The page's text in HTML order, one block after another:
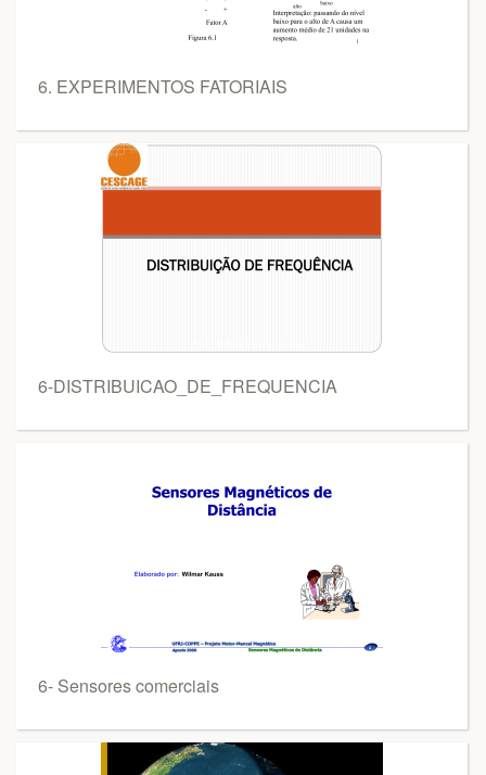
6. EXPERIMENTOS FATORIAIS
6-DISTRIBUICAO_DE_FREQUENCIA
6- Sensores comerciais